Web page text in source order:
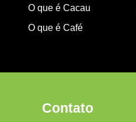
O que é Cacau
O que é Café
Contato